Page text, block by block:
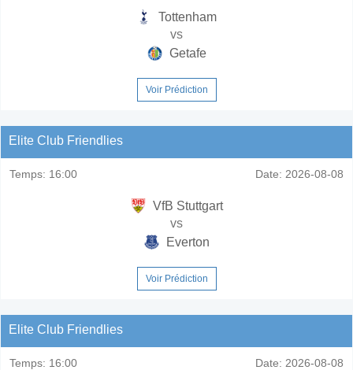
Tottenham
vs
Getafe
Voir Prédiction
Elite Club Friendlies
Temps: 16:00 Date: 2026-08-08
VfB Stuttgart
vs
Everton
Voir Prédiction
Elite Club Friendlies
Temps: 16:00 Date: 2026-08-08